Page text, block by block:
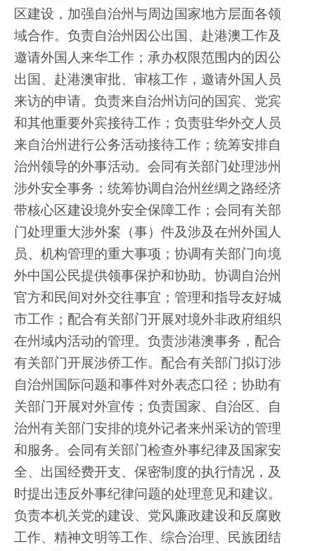
区建设，加强自治州与周边国家地方层面各领
域合作。负责自治州因公出国、赴港澳工作及
邀请外国人来华工作；承办权限范围内的因公
出国、赴港澳审批、审核工作，邀请外国人员
来访的申请。负责来自治州访问的国宾、党宾
和其他重要外宾接待工作；负责驻华外交人员
来自治州进行公务活动接待工作；统筹安排自
治州领导的外事活动。会同有关部门处理涉州
涉外安全事务；统筹协调自治州丝绸之路经济
带核心区建设境外安全保障工作；会同有关部
门处理重大涉外案（事）件及涉及在州外国人
员、机构管理的重大事项；协调有关部门向境
外中国公民提供领事保护和协助。协调自治州
官方和民间对外交往事宜；管理和指导友好城
市工作；配合有关部门开展对境外非政府组织
在州域内活动的管理。负责涉港澳事务，配合
有关部门开展涉侨工作。配合有关部门拟订涉
自治州国际问题和事件对外表态口径；协助有
关部门开展对外宣传；负责国家、自治区、自
治州有关部门安排的境外记者来州采访的管理
和服务。会同有关部门检查外事纪律及国家安
全、出国经费开支、保密制度的执行情况，及
时提出违反外事纪律问题的处理意见和建议。
负责本机关党的建设、党风廉政建设和反腐败
工作、精神文明等工作、综合治理、民族团结